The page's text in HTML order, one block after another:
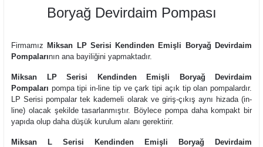
Boryağ Devirdaim Pompası
Firmamız Miksan LP Serisi Kendinden Emişli Boryağ Devirdaim
Pompalarının ana bayiliğini yapmaktadır.
Miksan LP Serisi Kendinden Emişli Boryağ Devirdaim
Pompaları pompa tipi in-line tip ve çark tipi açık tip olan pompalardır.
LP Serisi pompalar tek kademeli olarak ve giriş-çıkış aynı hizada (in-
line) olacak şekilde tasarlanmıştır. Böylece pompa daha kompakt bir
yapıda olup daha düşük kurulum alanı gerektirir.
Miksan L Serisi Kendinden Emişli Boryağ Devirdaim